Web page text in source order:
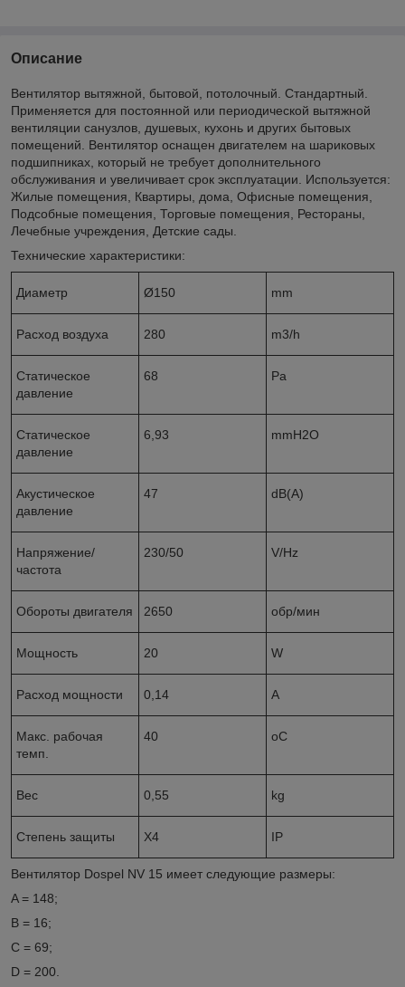
Описание
Вентилятор вытяжной, бытовой, потолочный. Стандартный.
Применяется для постоянной или периодической вытяжной
вентиляции санузлов, душевых, кухонь и других бытовых
помещений. Вентилятор оснащен двигателем на шариковых
подшипниках, который не требует дополнительного
обслуживания и увеличивает срок эксплуатации. Используется:
Жилые помещения, Квартиры, дома, Офисные помещения,
Подсобные помещения, Торговые помещения, Рестораны,
Лечебные учреждения, Детские сады.
Технические характеристики:
Диаметр Ø150 mm
Расход воздуха 280 m3/h
Cтатическое
давление
68 Pa
Cтатическое
давление
6,93 mmH2O
Акустическое
давление
47 dB(A)
Напряжение/
частота
230/50 V/Hz
Обороты двигателя 2650 обр/мин
Мощность 20 W
Расход мощности 0,14 A
Макc. рабочая
темп.
40 oC
Bec 0,55 kg
Степень защиты X4 IP
Вентилятор Dospel NV 15 имеет следующие размеры:
A = 148;
B = 16;
C = 69;
D = 200.